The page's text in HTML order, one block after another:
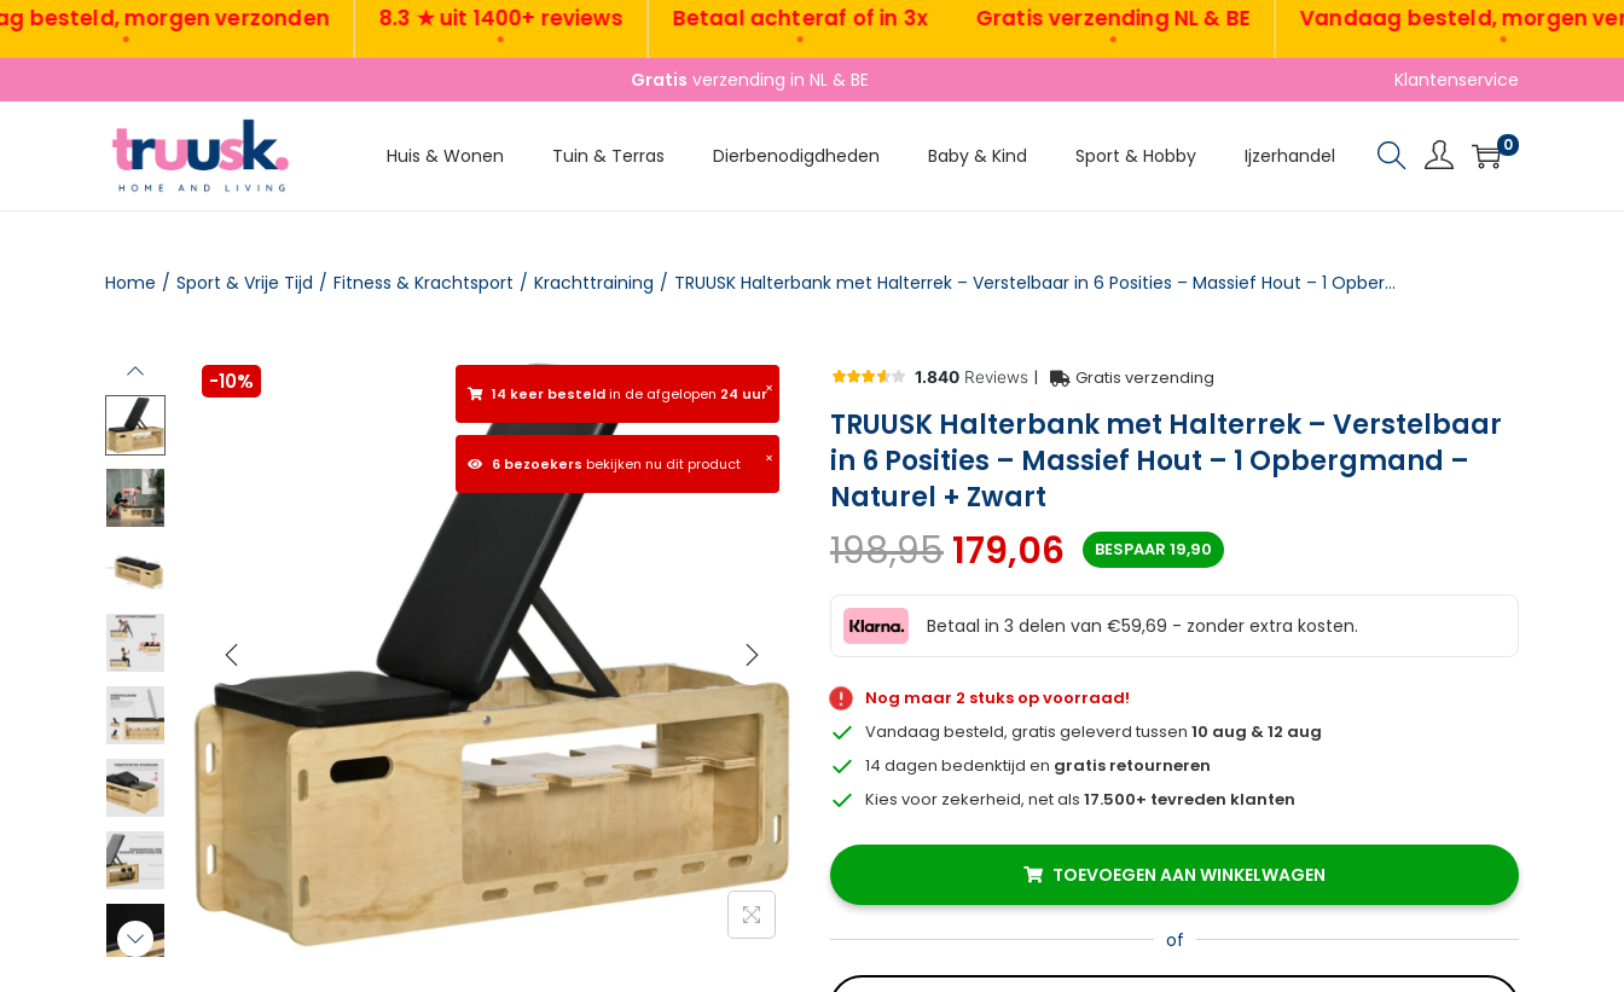
morgen verzonden 8.3 ★ uit 1400+ reviews Betaal achteraf of in 3x Gratis verzending NL & BE Vandaag besteld, morgen
Gratis verzending in NL & BE Klantenservice
Huis & Wonen Tuin & Terras Dierbenodigdheden Baby & Kind Sport & Hobby Ijzerhandel 0
Home / Sport & Vrije Tijd / Fitness & Krachtsport / Krachttraining / TRUUSK Halterbank met Halterrek – Verstelbaar in 6 Posities – Massief Hout – 1 Opbergmand – Naturel + Zwart
×
14 keer besteldin de afgelopen 24 uur
×
6 bezoekers bekijken nu dit product
-10% | Gratis verzending
TRUUSK Halterbank met Halterrek – Verstelbaar
in 6 Posities – Massief Hout – 1 Opbergmand –
Naturel + Zwart
198,95179,06 BESPAAR 19,90
Betaal in 3 delen van €59,69 - zonder extra kosten.
Nog maar 2 stuks op voorraad!
Vandaag besteld, gratis geleverd tussen10 aug & 12 aug
14 dagen bedenktijd en gratis retourneren
Kies voor zekerheid, net als17.500+ tevreden klanten
TOEVOEGEN AAN WINKELWAGEN
of